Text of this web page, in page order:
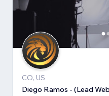
CO, US
Diego Ramos - (Lead